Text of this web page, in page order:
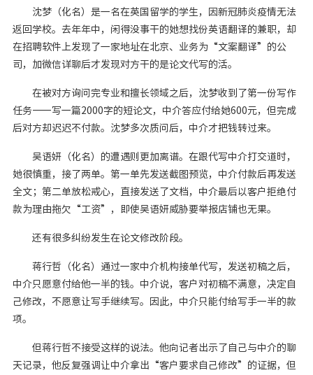
沈梦（化名）是一名在英国留学的学生，因新冠肺炎疫情无法
返回学校。去年年中，闲得没事干的她想找份英语翻译的兼职，却
在招聘软件上发现了一家地址在北京、业务为“文案翻译”的公
司，加微信详聊后才发现对方干的是论文代写的活。
在被对方询问完专业和擅长领域之后，沈梦收到了第一份写作
任务――写一篇2000字的短论文，中介答应付给她600元，但完成
后对方却迟迟不付款。沈梦多次质问后，中介才把钱转过来。
吴语妍（化名）的遭遇则更加离谱。在跟代写中介打交道时，
她很慎重，接了两单。第一单先发送截图预览，中介付款后再发送
全文；第二单放松戒心，直接发送了文档，中介最后以客户拒绝付
款为理由拖欠“工资”，即使吴语妍威胁要举报店铺也无果。
还有很多纠纷发生在论文修改阶段。
蒋行哲（化名）通过一家中介机构接单代写，发送初稿之后，
中介只愿意付给他一半的钱。中介说，客户对初稿不满意，决定自
己修改，不愿意让写手继续写。因此，中介只能付给写手一半的款
项。
但蒋行哲不接受这样的说法。他向记者出示了自己与中介的聊
天记录，他反复强调让中介拿出“客户要求自己修改”的证据，但